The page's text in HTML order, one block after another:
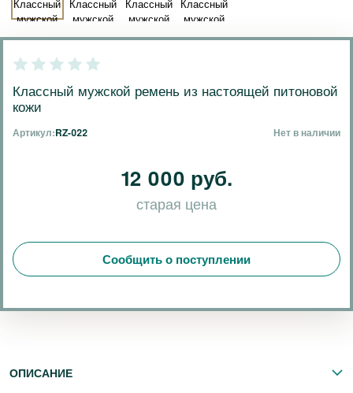
Классный мужской ремень из настоящей питоновой
кожи
Артикул:RZ-022 Нет в наличии
12 000 руб.
старая цена
Сообщить о поступлении
ОПИСАНИЕ